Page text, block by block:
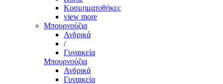
Κοσμηματοθήκες
view more
Μπουρνούζια
Ανδρικά
/
Γυναικεία
Μπουρνούζια
Ανδρικά
Γυναικεία